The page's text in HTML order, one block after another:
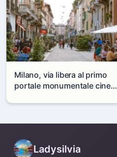
Milano, via libera al primo
portale monumentale cinese
Ladysilvia